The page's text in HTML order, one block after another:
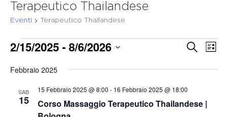
Terapeutico Thailandese
Eventi Terapeutico Thailandese
Eventi
Eventi
e
viste
Cerca
Lista
2/15/2025 - 8/6/2026
data.
Febbraio 2025
SAB
15
Corso Massaggio Terapeutico Thailandese |
15 Febbraio 2025 @ 8:00 - 16 Febbraio 2025 @ 18:00